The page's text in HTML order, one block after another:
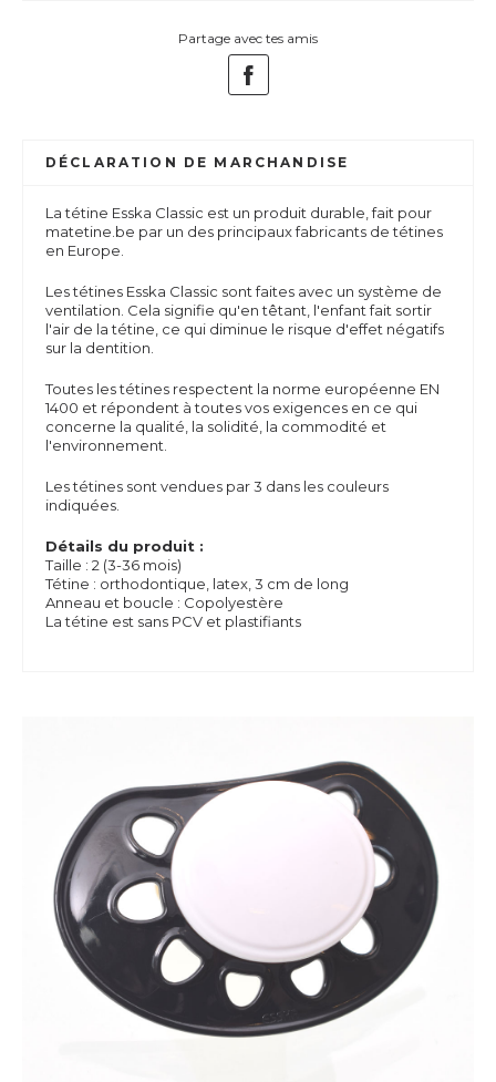
Partage avec tes amis
DÉCLARATION DE MARCHANDISE
La tétine Esska Classic est un produit durable, fait pour
matetine.be par un des principaux fabricants de tétines
en Europe.
Les tétines Esska Classic sont faites avec un système de
ventilation. Cela signifie qu'en têtant, l'enfant fait sortir
l'air de la tétine, ce qui diminue le risque d'effet négatifs
sur la dentition.
Toutes les tétines respectent la norme européenne EN
1400 et répondent à toutes vos exigences en ce qui
concerne la qualité, la solidité, la commodité et
l'environnement.
Les tétines sont vendues par 3 dans les couleurs
indiquées.
Détails du produit :
Taille : 2 (3-36 mois)
Tétine : orthodontique, latex, 3 cm de long
Anneau et boucle : Copolyestère
La tétine est sans PCV et plastifiants